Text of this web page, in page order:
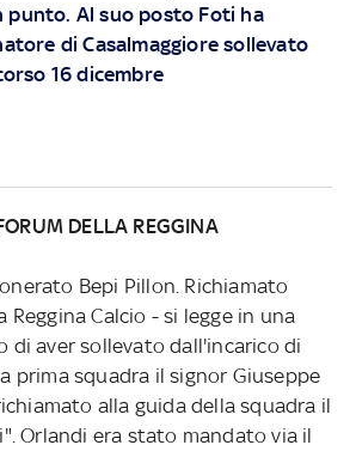
Al suo posto Foti ha
di Casalmaggiore sollevato
16 dicembre
DELLA REGGINA
Bepi Pillon. Richiamato
Reggina Calcio - si legge in una
di aver sollevato dall'incarico di
prima squadra il signor Giuseppe
alla guida della squadra il
Orlandi era stato mandato via il